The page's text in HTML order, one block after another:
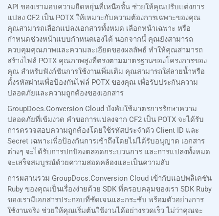
API ของเรามอบความยืดหยุ่นที่เหนือชั้น ช่วยให้คุณปรับแต่งการ
แปลง CF2 เป็น POTX ให้เหมาะกับความต้องการเฉพาะของคุณ
คุณสามารถเลือกแปลงเอกสารทั้งหมด เลือกหน้าเฉพาะ หรือ
กำหนดช่วงหน้าแบบกำหนดเองได้ นอกจากนี้ คุณยังสามารถ
ควบคุมคุณภาพและความละเอียดของผลลัพธ์ ทำให้คุณสามารถ
สร้างไฟล์ POTX คุณภาพสูงที่ตรงตามมาตรฐานของโครงการของ
คุณ สำหรับฟังก์ชันการใช้งานเพิ่มเติม คุณสามารถใส่ลายน้ำหรือ
ตั้งรหัสผ่านเพื่อป้องกันไฟล์ POTX ของคุณ เพื่อรับประกันความ
ปลอดภัยและความถูกต้องของเอกสาร
GroupDocs.Conversion Cloud บังคับใช้มาตรการรักษาความ
ปลอดภัยที่เข้มงวด คำขอการแปลงจาก CF2 เป็น POTX จะได้รับ
การตรวจสอบความถูกต้องโดยใช้รหัสประจำตัว Client ID และ
Secret เฉพาะเพื่อป้องกันการเข้าถึงโดยไม่ได้รับอนุญาต เอกสาร
ต่างๆ จะได้รับการปกป้องตลอดกระบวนการ และการแปลงทั้งหมด
จะเสร็จสมบูรณ์ด้วยความสอดคล้องและเป็นความลับ
การผสานรวม GroupDocs.Conversion Cloud เข้ากับแอปพลิเคชัน
Ruby ของคุณเป็นเรื่องง่ายด้วย SDK ที่ครอบคลุมของเรา SDK Ruby
ของเรามีเอกสารประกอบที่ชัดเจนและกระชับ พร้อมตัวอย่างการ
ใช้งานจริง ช่วยให้คุณเริ่มต้นใช้งานได้อย่างรวดเร็ว ไม่ว่าคุณจะ